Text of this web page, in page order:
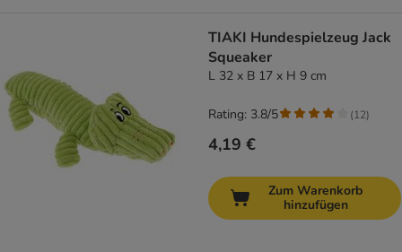
TIAKI Hundespielzeug Jack
Squeaker
L 32 x B 17 x H 9 cm
4,19 €
Rating: 3.8/5 (12)
Zum Warenkorb
hinzufügen